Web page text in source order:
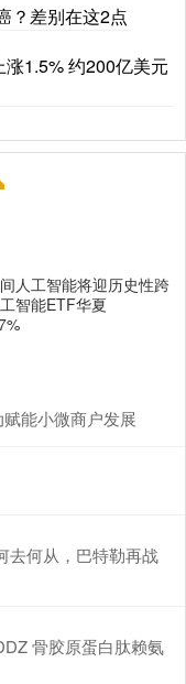
？差别在这2点
1.5% 约200亿美元
人工智能将迎历史性跨
智能ETF华夏
能小微商户发展
去何从，巴特勒再战
骨胶原蛋白肽赖氨